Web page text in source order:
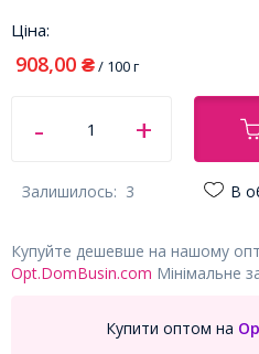
Ціна:
908,00 ₴/ 100 г
Залишилось: 3 В
Купуйте дешевше на нашому
Opt.DomBusin.com Мінімальне
Купити оптом на